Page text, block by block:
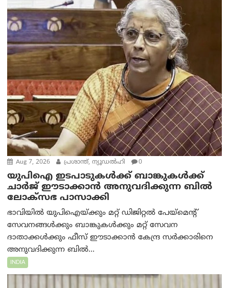
Aug 7, 2026 പ്രശാന്ത്, ന്യൂഡല്‍ഹി 0
യുപിഐ ഇടപാടുകൾക്ക് ബാങ്കുകൾക്ക്
ചാർജ് ഈടാക്കാൻ അനുവദിക്കുന്ന ബിൽ
ലോക്‌സഭ പാസാക്കി
ഭാവിയിൽ യുപിഐയ്ക്കും മറ്റ് ഡിജിറ്റൽ പേയ്‌മെന്റ്
സേവനങ്ങൾക്കും ബാങ്കുകൾക്കും മറ്റ് സേവന
ദാതാക്കൾക്കും ഫീസ് ഈടാക്കാൻ കേന്ദ്ര സർക്കാരിനെ
അനുവദിക്കുന്ന ബിൽ...
INDIA